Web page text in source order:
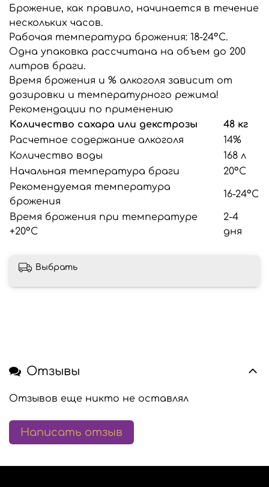
Брожение, как правило, начинается в течение
нескольких часов.
Рабочая температура брожения: 18-24°C.
Одна упаковка рассчитана на объем до 200
литров браги.
Время брожения и % алкоголя зависит от
дозировки и температурного режима!
Рекомендации по применению
Количество сахара или декстрозы
48 кг
Расчетное содержание алкоголя
14%
Количество воды
168 л
Начальная температура браги
20°C
Рекомендуемая температура
брожения
16-24°C
Время брожения при температуре
+20°C
2-4
дня
Выбрать
Отзывы
Отзывов еще никто не оставлял
Написать отзыв